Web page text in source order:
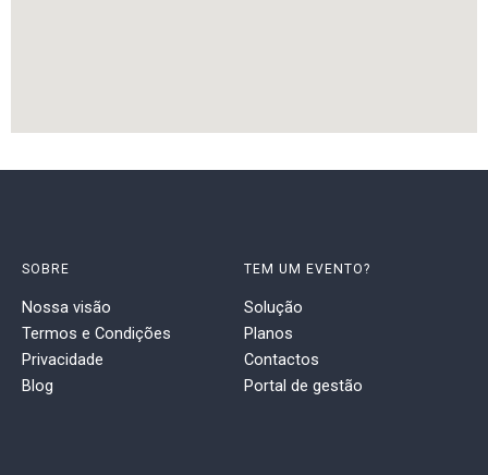
SOBRE
Nossa visão
Termos e Condições
Privacidade
Blog
TEM UM EVENTO?
Solução
Planos
Contactos
Portal de gestão